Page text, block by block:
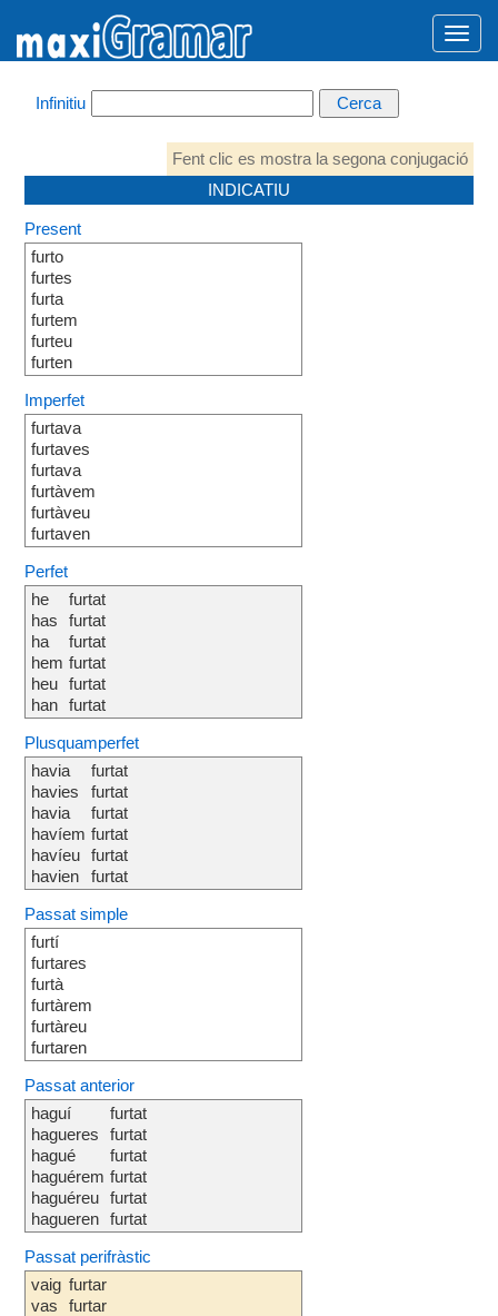
Infinitiu
Fent clic es mostra la segona conjugació
INDICATIU
Present
furto
furtes
furta
furtem
furteu
furten
Imperfet
furtava
furtaves
furtava
furtàvem
furtàveu
furtaven
Perfet
he
has
ha
hem
heu
han
furtat
furtat
furtat
furtat
furtat
furtat
Plusquamperfet
havia
havies
havia
havíem
havíeu
havien
furtat
furtat
furtat
furtat
furtat
furtat
Passat simple
furtí
furtares
furtà
furtàrem
furtàreu
furtaren
Passat anterior
haguí
hagueres
hagué
haguérem
haguéreu
hagueren
furtat
furtat
furtat
furtat
furtat
furtat
Passat perifràstic
vaig
vas
furtar
furtar